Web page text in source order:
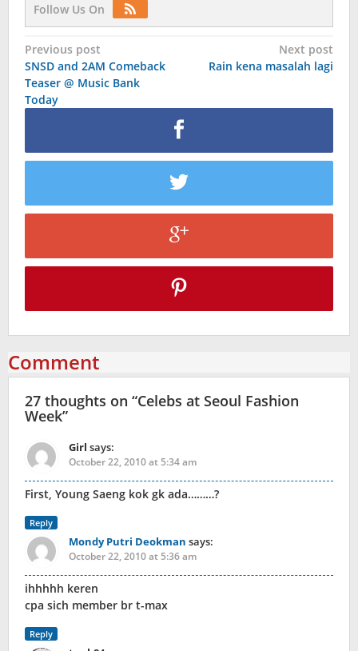
Follow Us On
Post
navigation
Previous post
SNSD and 2AM Comeback
Teaser @ Music Bank
Today
Next post
Rain kena masalah lagi
Comment
27 thoughts on “Celebs at Seoul Fashion
Week”
Girl says:
October 22, 2010 at 5:34 am
First, Young Saeng kok gk ada………?
Reply
Mondy Putri Deokman says:
October 22, 2010 at 5:36 am
ihhhhh keren
cpa sich member br t-max
Reply